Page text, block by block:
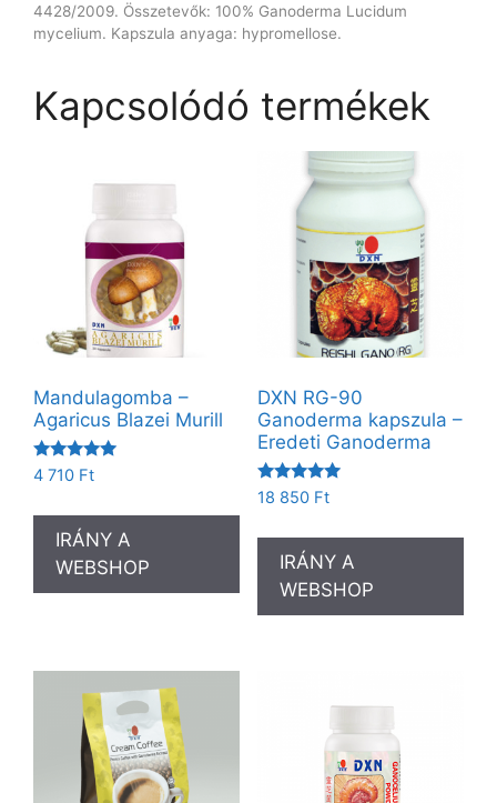
4428/2009. Összetevők: 100% Ganoderma Lucidum
mycelium. Kapszula anyaga: hypromellose.
Kapcsolódó termékek
Mandulagomba –
Agaricus Blazei Murill
Értékelés:
4 710 Ft
IRÁNY A
WEBSHOP
DXN RG-90
Ganoderma kapszula –
Eredeti Ganoderma
Értékelés:
5.00
18 850 Ft
IRÁNY A
WEBSHOP